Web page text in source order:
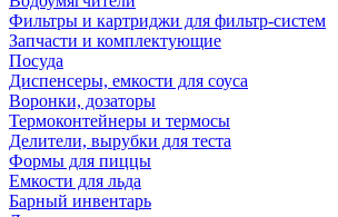
Фильтры и картриджи для фильтр-систем
Запчасти и комплектующие
Посуда
Диспенсеры, емкости для соуса
Воронки, дозаторы
Термоконтейнеры и термосы
Делители, вырубки для теста
Формы для пиццы
Емкости для льда
Барный инвентарь